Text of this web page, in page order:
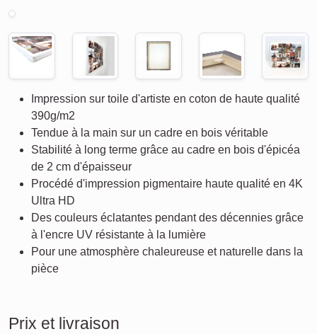
Impression sur toile d'artiste en coton de haute qualité
390g/m2
Tendue à la main sur un cadre en bois véritable
Stabilité à long terme grâce au cadre en bois d'épicéa
de 2 cm d'épaisseur
Procédé d'impression pigmentaire haute qualité en 4K
Ultra HD
Des couleurs éclatantes pendant des décennies grâce
à l'encre UV résistante à la lumière
Pour une atmosphère chaleureuse et naturelle dans la
pièce
Prix et livraison